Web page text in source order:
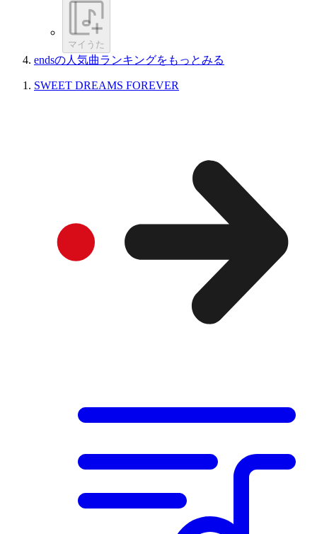
マイうた
endsの人気曲ランキングをもっとみる
SWEET DREAMS FOREVER